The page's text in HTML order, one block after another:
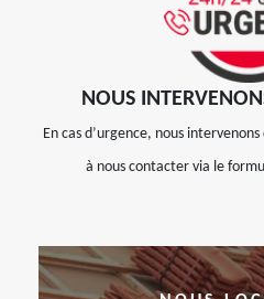
NOUS
En cas d’urgence, nous
à nous contacter via le